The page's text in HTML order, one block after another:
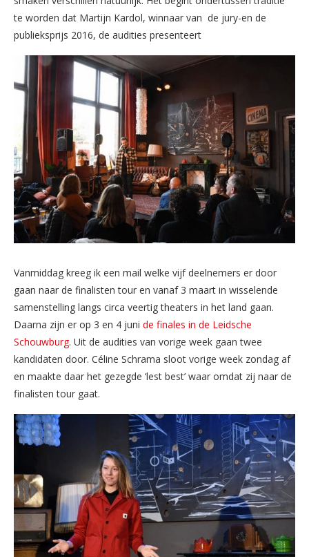
te worden dat Martijn Kardol, winnaar van de jury-en de
publieksprijs 2016, de audities presenteert
Vanmiddag kreeg ik een mail welke vijf deelnemers er door
gaan naar de finalisten tour en vanaf 3 maart in wisselende
samenstelling langs circa veertig theaters in het land gaan.
Daarna zijn er op 3 en 4 juni de finales in de Leidsche
Schouwburg. Uit de audities van vorige week gaan twee
kandidaten door. Céline Schrama sloot vorige week zondag af
en maakte daar het gezegde ‘lest best’ waar omdat zij naar de
finalisten tour gaat.